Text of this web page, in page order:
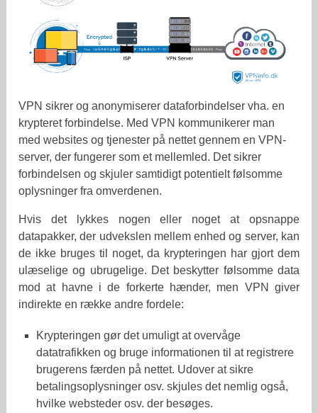
VPN sikrer og anonymiserer dataforbindelser vha. en
krypteret forbindelse. Med VPN kommunikerer man
med websites og tjenester på nettet gennem en VPN-
server, der fungerer som et mellemled. Det sikrer
forbindelsen og skjuler samtidigt potentielt følsomme
oplysninger fra omverdenen.
Hvis det lykkes nogen eller noget at opsnappe
datapakker, der udvekslen mellem enhed og server, kan
de ikke bruges til noget, da krypteringen har gjort dem
ulæselige og ubrugelige. Det beskytter følsomme data
mod at havne i de forkerte hænder, men VPN giver
indirekte en række andre fordele:
Krypteringen gør det umuligt at overvåge
datatrafikken og bruge informationen til at registrere
brugerens færden på nettet. Udover at sikre
betalingsoplysninger osv. skjules det nemlig også,
hvilke websteder osv. der besøges.